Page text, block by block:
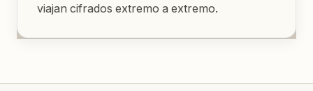
viajan cifrados extremo a extremo.